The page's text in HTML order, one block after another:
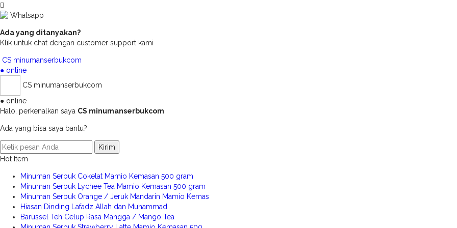
Whatsapp
Ada yang ditanyakan?
Klik untuk chat dengan customer support kami
CS minumanserbukcom
● online
CS minumanserbukcom
● online
Halo, perkenalkan saya CS minumanserbukcom
Ada yang bisa saya bantu?
Kirim
Hot Item
Minuman Serbuk Cokelat Mamio Kemasan 500 gram
Minuman Serbuk Lychee Tea Mamio Kemasan 500 gram
Minuman Serbuk Orange / Jeruk Mandarin Mamio Kemas
Hiasan Dinding Lafadz Allah dan Muhammad
Barussel Teh Celup Rasa Mangga / Mango Tea